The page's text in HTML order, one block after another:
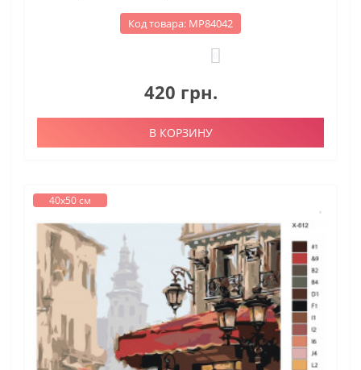
Код товара: МР84042
420 грн.
В КОРЗИНУ
40х50 см